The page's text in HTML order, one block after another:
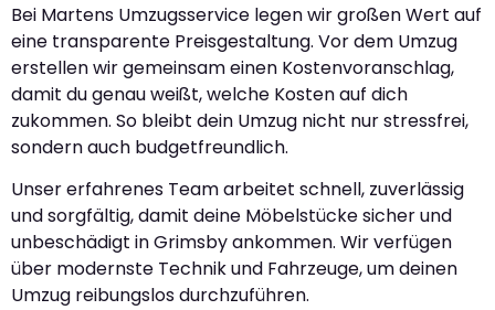
Bei Martens Umzugsservice legen wir großen Wert auf
eine transparente Preisgestaltung. Vor dem Umzug
erstellen wir gemeinsam einen Kostenvoranschlag,
damit du genau weißt, welche Kosten auf dich
zukommen. So bleibt dein Umzug nicht nur stressfrei,
sondern auch budgetfreundlich.
Unser erfahrenes Team arbeitet schnell, zuverlässig
und sorgfältig, damit deine Möbelstücke sicher und
unbeschädigt in Grimsby ankommen. Wir verfügen
über modernste Technik und Fahrzeuge, um deinen
Umzug reibungslos durchzuführen.